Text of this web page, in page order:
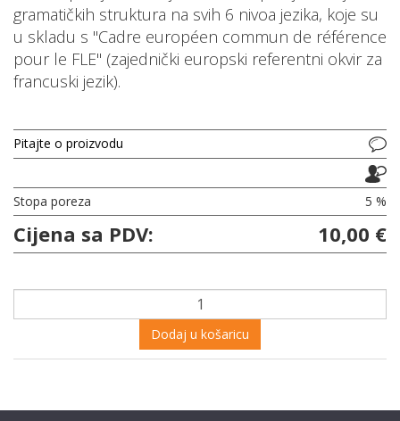
gramatičkih struktura na svih 6 nivoa jezika, koje su
u skladu s "Cadre européen commun de référence
pour le FLE" (zajednički europski referentni okvir za
francuski jezik).
Pitajte o proizvodu
Stopa poreza 5 %
Cijena sa PDV: 10,00 €
Dodaj u košaricu